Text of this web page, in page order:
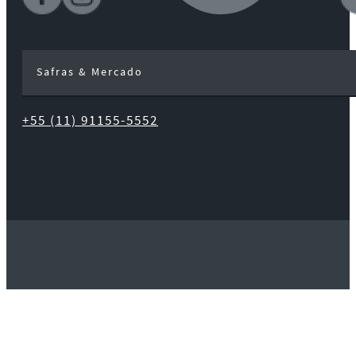
Safras & Mercado
+55 (11) 91155-5552